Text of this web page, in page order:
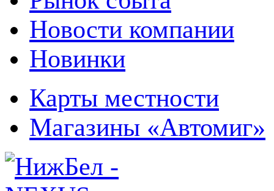
Новости компании
Новинки
Карты местности
Магазины «Автомиг»